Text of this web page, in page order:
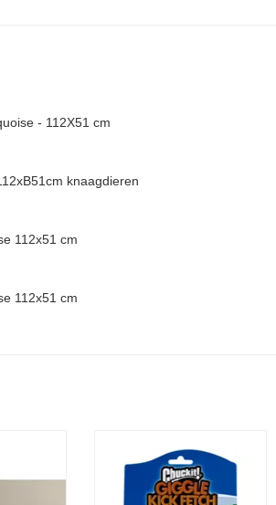
- 112X51 cm
knaagdieren
112x51 cm
112x51 cm